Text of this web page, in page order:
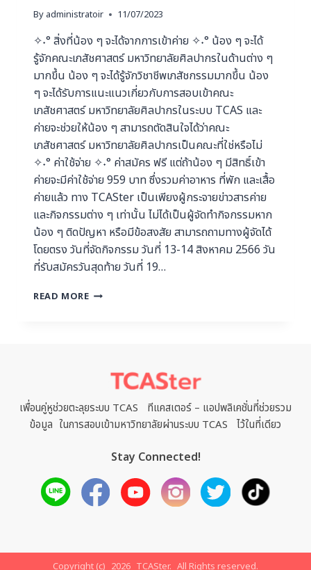
By administratoir 11/07/2023
✧˖° สิ่งที่น้อง ๆ จะได้จากการเข้าค่าย ✧˖° น้อง ๆ จะได้
รู้จักคณะเภสัชศาสตร์ มหาวิทยาลัยศิลปากรในด้านต่าง ๆ
มากขึ้น น้อง ๆ จะได้รู้จักวิชาชีพเภสัชกรรมมากขึ้น น้อง
ๆ จะได้รับการแนะแนวเกี่ยวกับการสอบเข้าคณะ
เภสัชศาสตร์ มหาวิทยาลัยศิลปากรในระบบ TCAS และ
ค่ายจะช่วยให้น้อง ๆ สามารถตัดสินใจได้ว่าคณะ
เภสัชศาสตร์ มหาวิทยาลัยศิลปากรเป็นคณะที่ใช่หรือไม่
✧˖° ค่าใช้จ่าย ✧˖° ค่าสมัคร ฟรี แต่ถ้าน้อง ๆ มีสิทธิ์เข้า
ค่ายจะมีค่าใช้จ่าย 959 บาท ซึ่งรวมค่าอาหาร ที่พัก และเสื้อ
ค่ายแล้ว ทาง TCASter เป็นเพียงผู้กระจายข่าวสารค่าย
และกิจกรรมต่าง ๆ เท่านั้น ไม่ได้เป็นผู้จัดทำกิจกรรมหาก
น้อง ๆ ติดปัญหา หรือมีข้อสงสัย สามารถถามทางผู้จัดได้
โดยตรง วันที่จัดกิจกรรม วันที่ 13-14 สิงหาคม 2566 วัน
ที่รับสมัครวันสุดท้าย วันที่ 19…
READ MORE
เพื่อนคู่หูช่วยตะลุยระบบ TCAS ทีแคสเตอร์ – แอปพลิเคชั่นที่ช่วยรวม
ข้อมูล ในการสอบเข้ามหาวิทยาลัยผ่านระบบ TCAS ไว้ในที่เดียว
Stay Connected!
Copyright (c) 2026 TCASter. All Rights reserved.